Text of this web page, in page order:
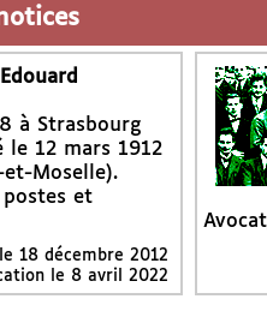
à Strasbourg
le 12 mars 1912
Moselle).
postes et
18 décembre 2012
le 8 avril 2022